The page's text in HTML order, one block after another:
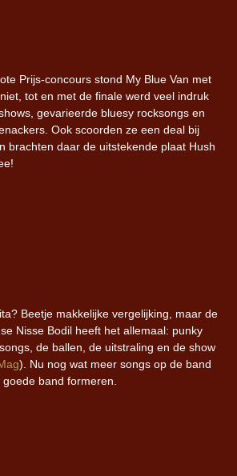
Prijs-concours stond My Blue Van met
tot en met de finale werd veel indruk
gevarieerde bluesy rocksongs en
Ook scoorden ze een deal bij
brachten daar de uitstekende plaat Hush
Beetje makkelijke vergelijking, maar de
Nisse Bodil heeft het allemaal: punky
de ballen, de uitstraling en de show
). Nu nog wat meer songs op de band
goede band formeren.